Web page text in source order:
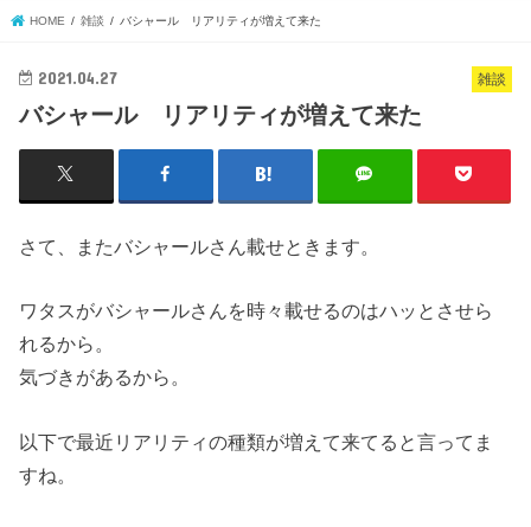
HOME 雑談 バシャール リアリティが増えて来た
雑談
2021.04.27
バシャール リアリティが増えて来た
さて、またバシャールさん載せときます。
ワタスがバシャールさんを時々載せるのはハッとさせら
れるから。
気づきがあるから。
以下で最近リアリティの種類が増えて来てると言ってま
すね。